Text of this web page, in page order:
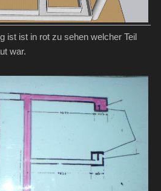
ist ist in rot zu sehen welcher Teil
war.